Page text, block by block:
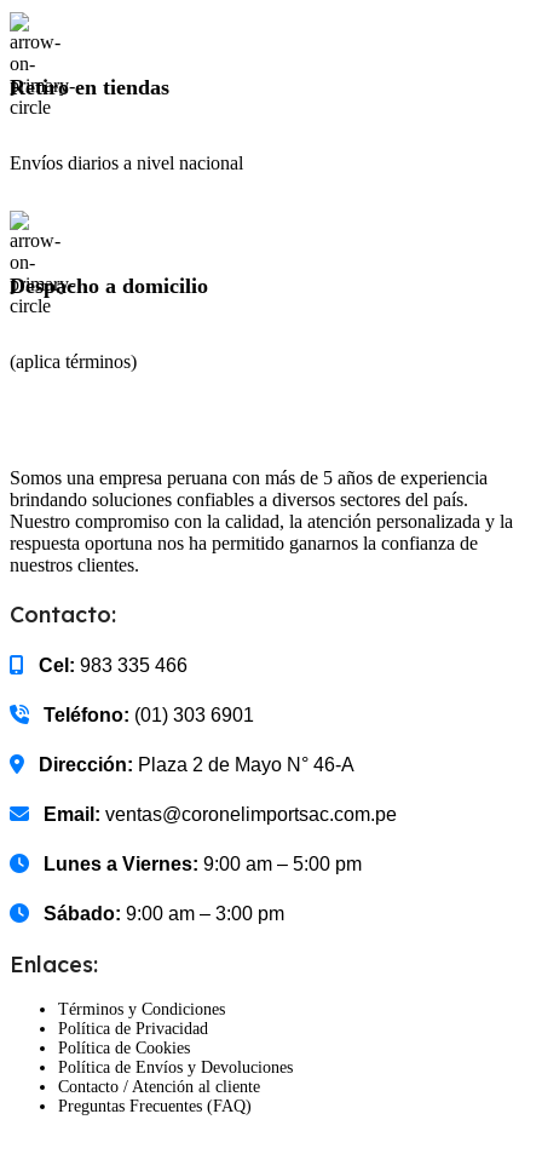
Retiro en tiendas
Envíos diarios a nivel nacional
Despacho a domicilio
(aplica términos)
Somos una empresa peruana con más de 5 años de experiencia
brindando soluciones confiables a diversos sectores del país.
Nuestro compromiso con la calidad, la atención personalizada y la
respuesta oportuna nos ha permitido ganarnos la confianza de
nuestros clientes.
Contacto:
Cel: 983 335 466
Teléfono: (01) 303 6901
Dirección: Plaza 2 de Mayo N° 46-A
Email: ventas@coronelimportsac.com.pe
Lunes a Viernes: 9:00 am – 5:00 pm
Sábado: 9:00 am – 3:00 pm
Enlaces:
Términos y Condiciones
Política de Privacidad
Política de Cookies
Política de Envíos y Devoluciones
Contacto / Atención al cliente
Preguntas Frecuentes (FAQ)